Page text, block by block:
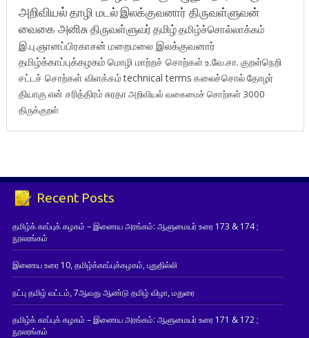
அறிவியல்தாழி மடல்இலக்குவனார் திருவள்ளுவன்
வைகை அனிசுதிருவள்ளுவர்தமிழ்தமிழ்ச்சொல்லாக்கம்
இ.பு.ஞானப்பிரகாசன் மறைமலை இலக்குவனார்
தமிழ்க்காப்புக்கழகம் மொழி மாற்றச் சொற்கள்உ.வே.சா. குறள்நெறி
சட்டச் சொற்கள் விளக்கம்technical terms கலைச்சொல்தோழர்
தியாகுஎன் சரித்திரம்சுரதாஅறிவியல் வகைமைச் சொற்கள் 3000
திருக்குறள்
Recent Posts
தமிழ்க் காப்புக் கழகம் – இணைய அரங்கம்: ஆளுமையர் உரை 173 & 174 ;
நூலரங்கம்
இணைய உரை 10, தமிழ்க்காப்புக்கழகம், புதுதில்லி
நட்பு தமிழ் வட்டம், 7ஆவது ஆண்டு தமிழ் விழா, மதுரை
தமிழ்க் காப்புக் கழகம் – இணைய அரங்கம்: ஆளுமையர் உரை 171 & 172 ;
நூலரங்கம்